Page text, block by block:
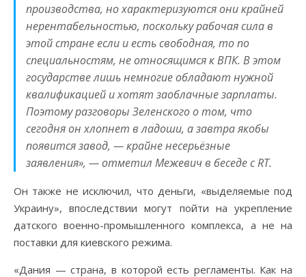
производства, но характеризуются они крайней
нерентабельностью, поскольку рабочая сила в
этой стране если и есть свободная, то по
специальностям, не относящимся к ВПК. В этом
государстве лишь немногие обладают нужной
квалификацией и хотят заоблачные зарплаты.
Поэтому разговоры Зеленского о том, что
сегодня он хлопнет в ладоши, а завтра якобы
появится завод, — крайне несерьёзные
заявления», — отметил Межевич в беседе с RT.
Он также не исключил, что деньги, «выделяемые под
Украину», впоследствии могут пойти на укрепление
датского военно-промышленного комплекса, а не на
поставки для киевского режима.
«Дания — страна, в которой есть регламенты. Как на